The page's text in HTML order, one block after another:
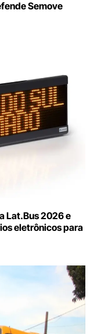
Semove
Lat.Bus 2026 e
eletrônicos para